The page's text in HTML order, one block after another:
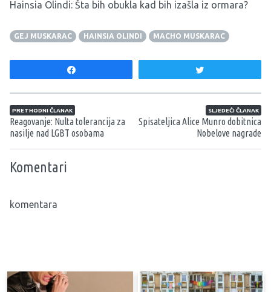
Hainsia Olindi: Šta bih obukla kad bih izašla iz ormara?
GEJ MUSKARAC HAINSIA OLINDI MACHO MUSKARAC
Navigacija članaka
PRETHODNI ČLANAK
Reagovanje: Nulta tolerancija za
nasilje nad LGBT osobama
SLJEDEĆI ČLANAK
Spisateljica Alice Munro dobitnica
Nobelove nagrade
Komentari
komentara